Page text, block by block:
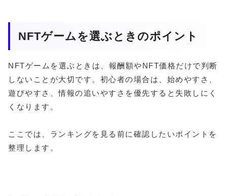
NFTゲームを選ぶときのポイント
NFTゲームを選ぶときは、報酬額やNFT価格だけで判断
しないことが大切です。初心者の場合は、始めやすさ、
遊びやすさ、情報の追いやすさを優先すると失敗しにく
くなります。
ここでは、ランキングを見る前に確認したいポイントを
整理します。